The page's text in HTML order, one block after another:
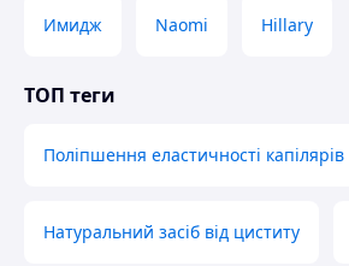
Имидж Naomi Hillary
ТОП теги
Поліпшення еластичності капілярів
Натуральний засіб від циститу